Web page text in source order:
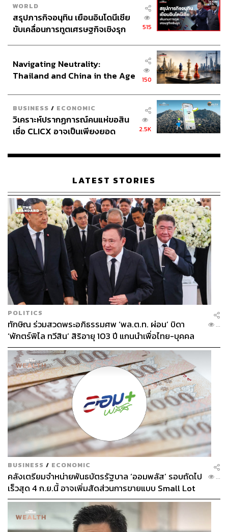
WORLD
สรุปภารกิจอนุทิน เยือนอินโดนีเซีย
ขับเคลื่อนการทูตเศรษฐกิจเชิงรุก
515
Navigating Neutrality:
Thailand and China in the Age
150
BUSINESS / ECONOMIC
วิเคราะห์ปรากฏการณ์คนแห่ขอสิน
เชื่อ CLICX อาจเป็นเพียงยอด
เรือนไทยที่ถูกซุกไว้
2.5K
LATEST STORIES
POLITICS
ทักษิณ ร่วมสวดพระอภิธรรมศพ ‘พล.ต.ท. ผ่อน’ บิดา
‘พักตร์พิไล ทวีสิน’ สิริอายุ 103 ปี แกนนำเพื่อไทย-บุคคล
หลากวงการร่วมอาลัย
...
BUSINESS / ECONOMIC
คลังเตรียมจำหน่ายพันธบัตรรัฐบาล ‘ออมพลัส’ รอบถัดไป
เร็วสุด 4 ก.ย.นี้ อาจเพิ่มสัดส่วนการขายแบบ Small Lot
First มากขึ้น
...